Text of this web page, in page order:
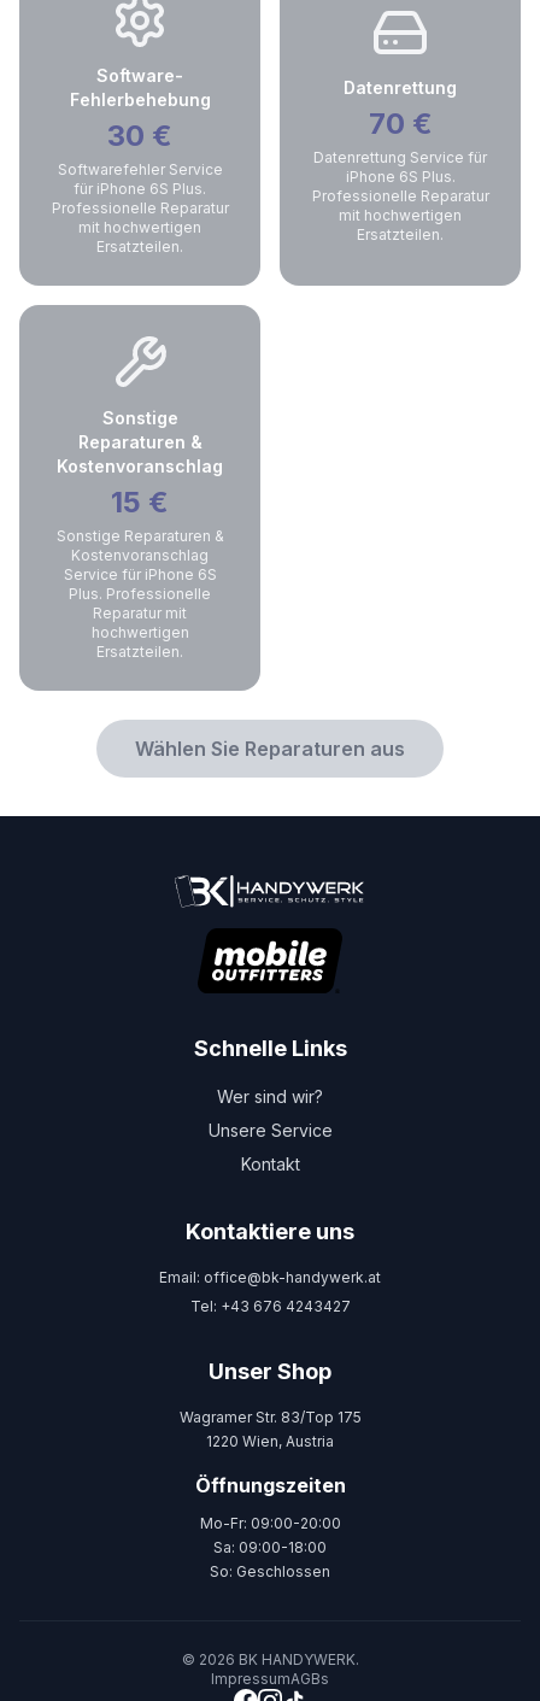
Software-
Fehlerbehebung
30 €
Softwarefehler Service
für iPhone 6S Plus.
Professionelle Reparatur
mit hochwertigen
Ersatzteilen.
Datenrettung
70 €
Datenrettung Service für
iPhone 6S Plus.
Professionelle Reparatur
mit hochwertigen
Ersatzteilen.
Sonstige
Reparaturen &
Kostenvoranschlag
15 €
Sonstige Reparaturen &
Kostenvoranschlag
Service für iPhone 6S
Plus. Professionelle
Reparatur mit
hochwertigen
Ersatzteilen.
Wählen Sie Reparaturen aus
Schnelle Links
Wer sind wir?
Unsere Service
Kontakt
Kontaktiere uns
Email: office@bk-handywerk.at
Tel: +43 676 4243427
Unser Shop
Wagramer Str. 83/Top 175
1220 Wien, Austria
Öffnungszeiten
Mo-Fr: 09:00-20:00
Sa: 09:00-18:00
So: Geschlossen
© 2026 BK HANDYWERK.
ImpressumAGBs